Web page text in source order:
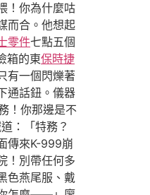
！你為什麼咕
而合。他想起
零件七點五個
箱的東保時捷
有一個閃爍著
通話鈕。儀器
！你那邊是不
：「特務？
傳來K-999崩
！別帶任何多
色燕尾服、戴